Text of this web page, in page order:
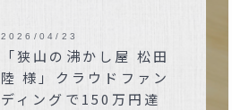
「狭山の沸かし屋 松田
陸 様」クラウドファン
ディングで150万円達
2026/04/23